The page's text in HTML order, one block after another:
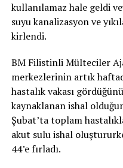
kullanılamaz hale geldi
suyu kanalizasyon ve
kirlendi.
BM Filistinli Mülteciler
merkezlerinin artık
hastalık vakası
kaynaklanan ishal
Şubat’ta toplam
akut sulu ishal
44’e fırladı.